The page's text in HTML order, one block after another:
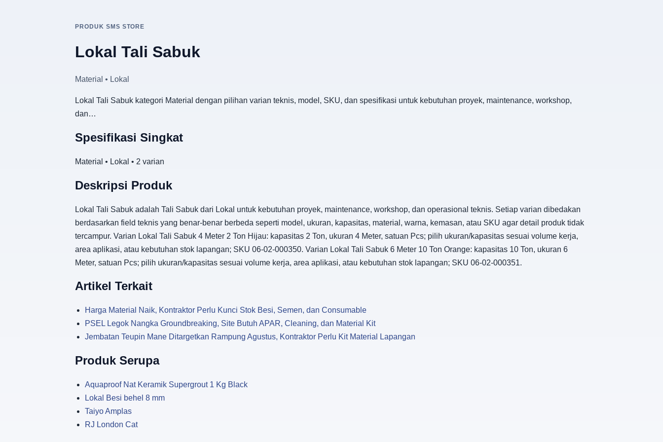
PRODUK SMS STORE
Lokal Tali Sabuk
Material • Lokal
Lokal Tali Sabuk kategori Material dengan pilihan varian teknis, model, SKU, dan spesifikasi untuk kebutuhan proyek, maintenance, workshop,
dan…
Spesifikasi Singkat
Material • Lokal • 2 varian
Deskripsi Produk
Lokal Tali Sabuk adalah Tali Sabuk dari Lokal untuk kebutuhan proyek, maintenance, workshop, dan operasional teknis. Setiap varian dibedakan
berdasarkan field teknis yang benar-benar berbeda seperti model, ukuran, kapasitas, material, warna, kemasan, atau SKU agar detail produk tidak
tercampur. Varian Lokal Tali Sabuk 4 Meter 2 Ton Hijau: kapasitas 2 Ton, ukuran 4 Meter, satuan Pcs; pilih ukuran/kapasitas sesuai volume kerja,
area aplikasi, atau kebutuhan stok lapangan; SKU 06-02-000350. Varian Lokal Tali Sabuk 6 Meter 10 Ton Orange: kapasitas 10 Ton, ukuran 6
Meter, satuan Pcs; pilih ukuran/kapasitas sesuai volume kerja, area aplikasi, atau kebutuhan stok lapangan; SKU 06-02-000351.
Artikel Terkait
Harga Material Naik, Kontraktor Perlu Kunci Stok Besi, Semen, dan Consumable
PSEL Legok Nangka Groundbreaking, Site Butuh APAR, Cleaning, dan Material Kit
Jembatan Teupin Mane Ditargetkan Rampung Agustus, Kontraktor Perlu Kit Material Lapangan
Produk Serupa
Aquaproof Nat Keramik Supergrout 1 Kg Black
Lokal Besi behel 8 mm
Taiyo Amplas
RJ London Cat